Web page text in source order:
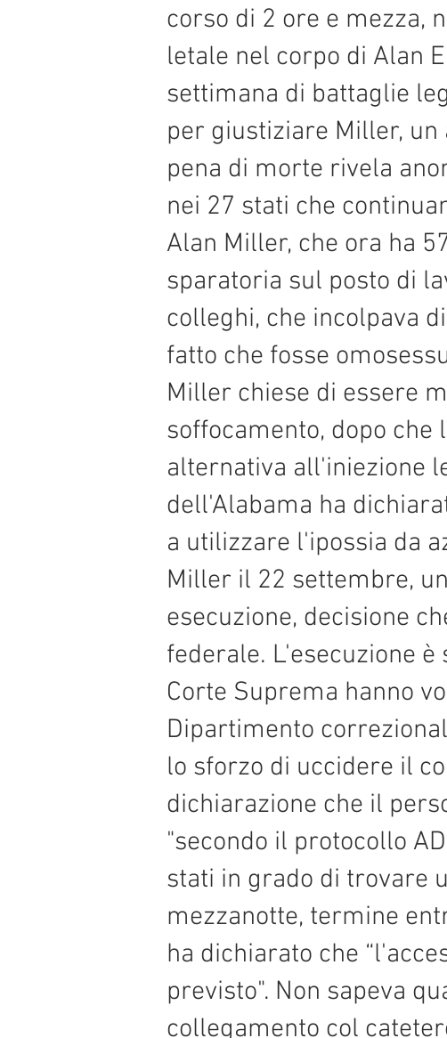
corso di 2 ore e mezza,
letale nel corpo di Alan
settimana di battaglie
per giustiziare Miller,
pena di morte rivela
nei 27 stati che
Alan Miller, che ora ha
sparatoria sul posto di
colleghi, che incolpava
fatto che fosse
Miller chiese di essere
soffocamento, dopo
alternativa all'iniezione
dell'Alabama ha
a utilizzare l'ipossia da
Miller il 22 settembre,
esecuzione, decisione
federale. L'esecuzione
Corte Suprema hanno
Dipartimento
lo sforzo di uccidere il
dichiarazione che il
"secondo il protocollo
stati in grado di trovare
mezzanotte, termine
ha dichiarato che
previsto". Non sapeva
collegamento col